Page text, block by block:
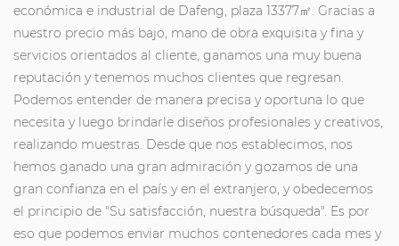
económica e industrial de Dafeng, plaza 13377㎡. Gracias a
nuestro precio más bajo, mano de obra exquisita y fina y
servicios orientados al cliente, ganamos una muy buena
reputación y tenemos muchos clientes que regresan.
Podemos entender de manera precisa y oportuna lo que
necesita y luego brindarle diseños profesionales y creativos,
realizando muestras. Desde que nos establecimos, nos
hemos ganado una gran admiración y gozamos de una
gran confianza en el país y en el extranjero, y obedecemos
el principio de "Su satisfacción, nuestra búsqueda". Es por
eso que podemos enviar muchos contenedores cada mes y